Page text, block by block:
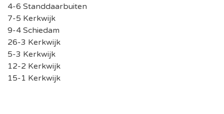
4-6 Standdaarbuiten
7-5 Kerkwijk
9-4 Schiedam
26-3 Kerkwijk
5-3 Kerkwijk
12-2 Kerkwijk
15-1 Kerkwijk